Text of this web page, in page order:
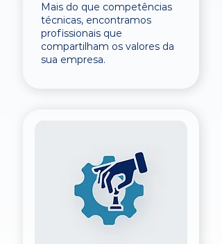
Mais do que competências
técnicas, encontramos
profissionais que
compartilham os valores da
sua empresa.